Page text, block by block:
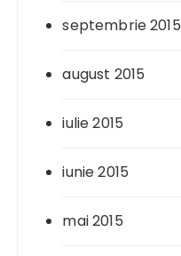
septembrie 2015
august 2015
iulie 2015
iunie 2015
mai 2015